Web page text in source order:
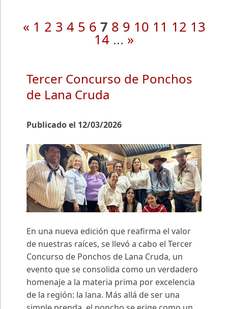
« 1 2 3 4 5 6 7 8 9 10 11 12 13
14 ... »
Tercer Concurso de Ponchos
de Lana Cruda
Publicado el 12/03/2026
En una nueva edición que reafirma el valor
de nuestras raíces, se llevó a cabo el Tercer
Concurso de Ponchos de Lana Cruda, un
evento que se consolida como un verdadero
homenaje a la materia prima por excelencia
de la región: la lana. Más allá de ser una